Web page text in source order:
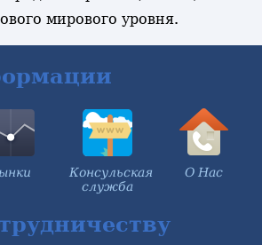
мирового уровня.
Консульская
служба
О Нас